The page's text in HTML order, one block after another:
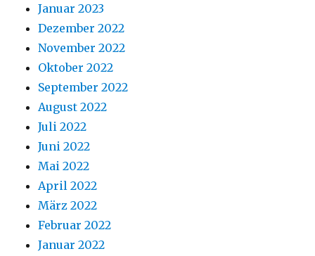
Januar 2023
Dezember 2022
November 2022
Oktober 2022
September 2022
August 2022
Juli 2022
Juni 2022
Mai 2022
April 2022
März 2022
Februar 2022
Januar 2022